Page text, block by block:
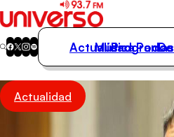
Actualidad
Música
Actualidad
Música
Programas
Actualidad